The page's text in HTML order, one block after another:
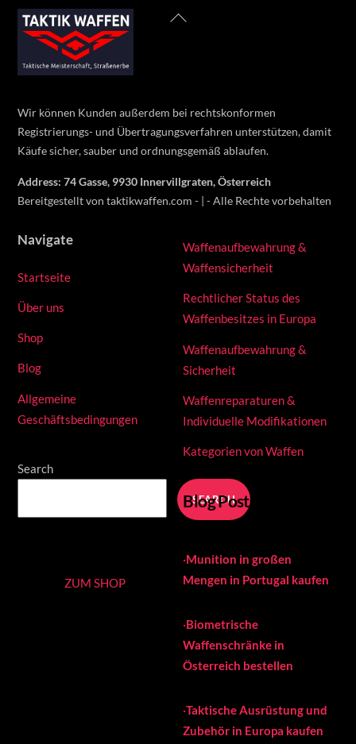
Back
Wir können Kunden außerdem bei rechtskonformen
Registrierungs- und Übertragungsverfahren unterstützen, damit
Käufe sicher, sauber und ordnungsgemäß ablaufen.
Address: 74 Gasse, 9930 Innervillgraten, Österreich
Bereitgestellt von taktikwaffen.com - | - Alle Rechte vorbehalten
Navigate
Startseite
Über uns
Shop
Blog
Allgemeine
Geschäftsbedingungen
Search
SEARCH
Waffenaufbewahrung &
Waffensicherheit
Rechtlicher Status des
Waffenbesitzes in Europa
Waffenaufbewahrung &
Sicherheit
Waffenreparaturen &
Individuelle Modifikationen
Kategorien von Waffen
Blog Posts
ZUM SHOP
·Munition in großen
Mengen in Portugal kaufen
·Biometrische
Waffenschränke in
Österreich bestellen
·Taktische Ausrüstung und
Zubehör in Europa kaufen